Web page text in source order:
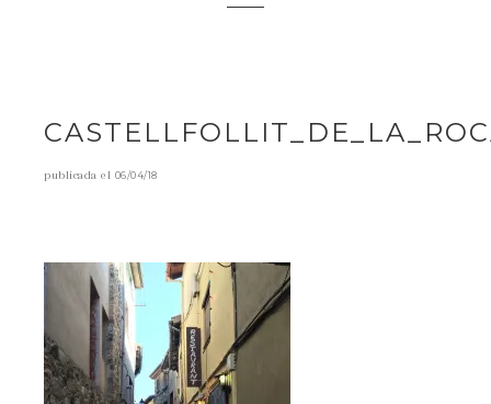
publicada el 06/04/18